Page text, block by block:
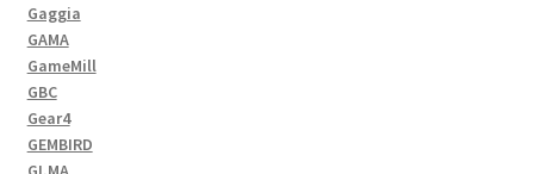
Gaggia
GAMA
GameMill
GBC
Gear4
GEMBIRD